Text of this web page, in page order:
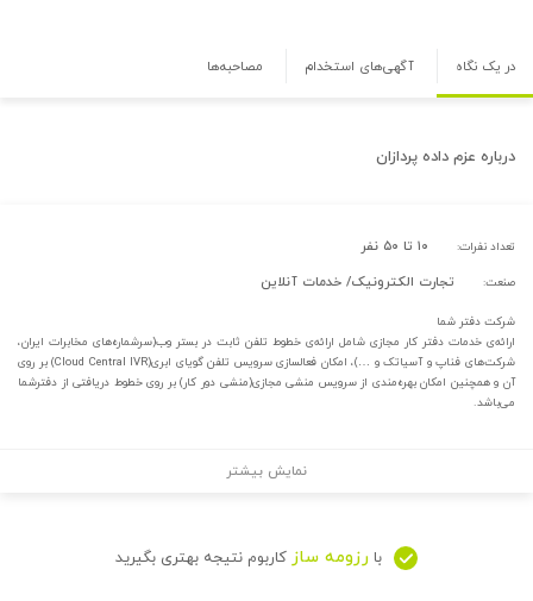
در یک نگاه آگهی‌های استخدام مصاحبه‌ها
درباره عزم داده پردازان
تعداد نفرات: ۱۰ تا ۵۰ نفر
صنعت: تجارت الکترونیک/ خدمات آنلاین
شرکت دفتر شما
ارائه‌ی خدمات دفتر کار مجازی شامل ارائه‌ی خطوط تلفن ثابت در بستر وب(سرشما‌ره‌های مخابرات ایران،
شرکت‌های فناپ و آسیاتک و …)، امکان فعالسازی سرویس تلفن گویای ابری(Cloud Central IVR) بر روی
آن و همچنین امکان بهره‌مندی از سرویس منشی مجازی(منشی دور کار) بر روی خطوط دریافتی از دفترشما
می‌باشد.
نمایش بیشتر
با رزومه ساز کاربوم نتیجه بهتری بگیرید